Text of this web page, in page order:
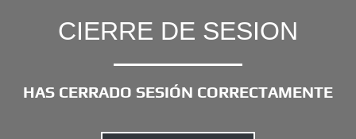
CIERRE DE SESION
HAS CERRADO SESIÓN CORRECTAMENTE